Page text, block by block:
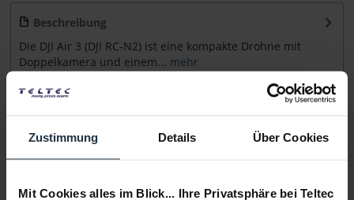
Zustimmung Details Über Cookies
Mit Cookies alles im Blick... Ihre Privatsphäre bei Teltec
Beschreibung
Die DJI Air 3 (DJI RC-N2) ist eine kompakte Drohne mit
Doppelkamera und einem... mehr
Zubehör